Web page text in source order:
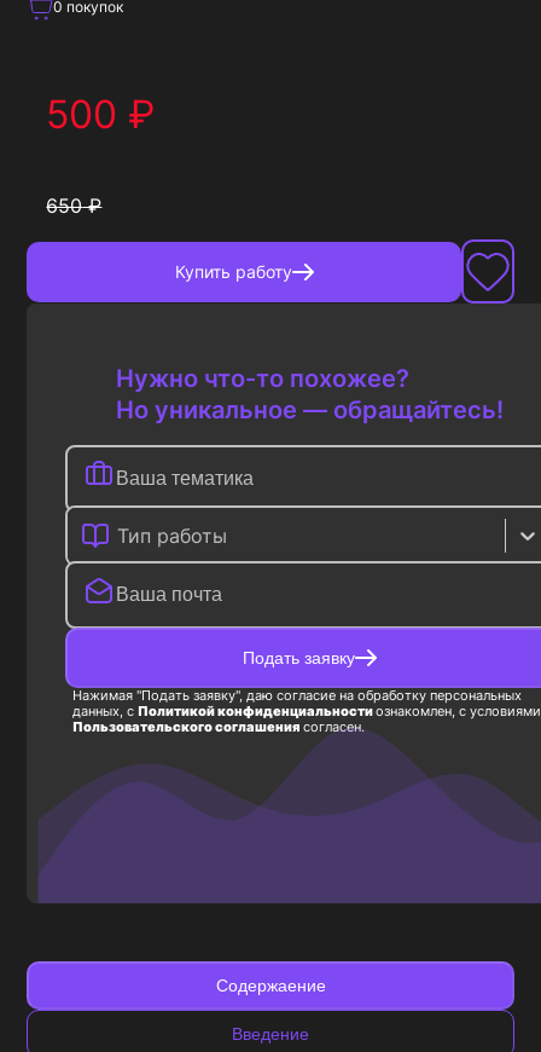
0 покупок
500 ₽
650₽
Купить работу
Нужно что-то похожее?
Но уникальное — обращайтесь!
Тип работы
Подать заявку
Нажимая "Подать заявку", даю согласие на обработку персональных
данных, с Политикой конфиденциальностиознакомлен, с условиями
Пользовательского соглашения согласен.
Содержаение
Введение